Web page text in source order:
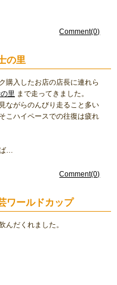
Comment(0)
の里
購入したお店の店長に連れら
里 まで走ってきました。
ながらのんびり走ること多い
こハイペースでの往復は疲れ
…
Comment(0)
ワールドカップ
んだくれました。